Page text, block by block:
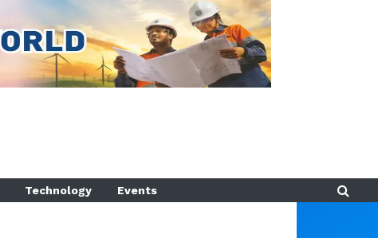
Technology Events